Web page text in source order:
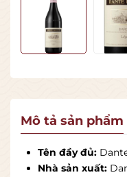
Mô tả sản phẩm
Tên đầy đủ:
Nhà sản xuất: